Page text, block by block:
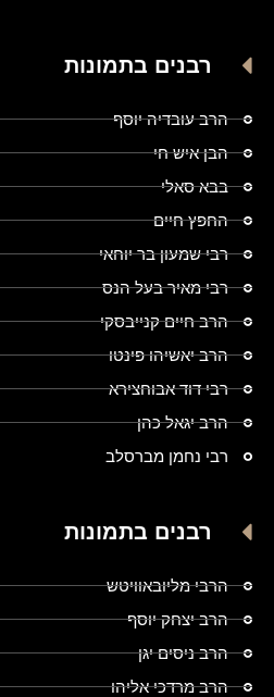
רבנים בתמונות
הרב עובדיה יוסף
הבן איש חי
בבא סאלי
החפץ חיים
רבי שמעון בר יוחאי
רבי מאיר בעל הנס
הרב חיים קנייבסקי
הרב יאשיהו פינטו
רבי דוד אבוחצירא
הרב יגאל כהן
רבי נחמן מברסלב
רבנים בתמונות
הרבי מליובאוויטש
הרב יצחק יוסף
הרב ניסים יגן
הרב מרדכי אליהו